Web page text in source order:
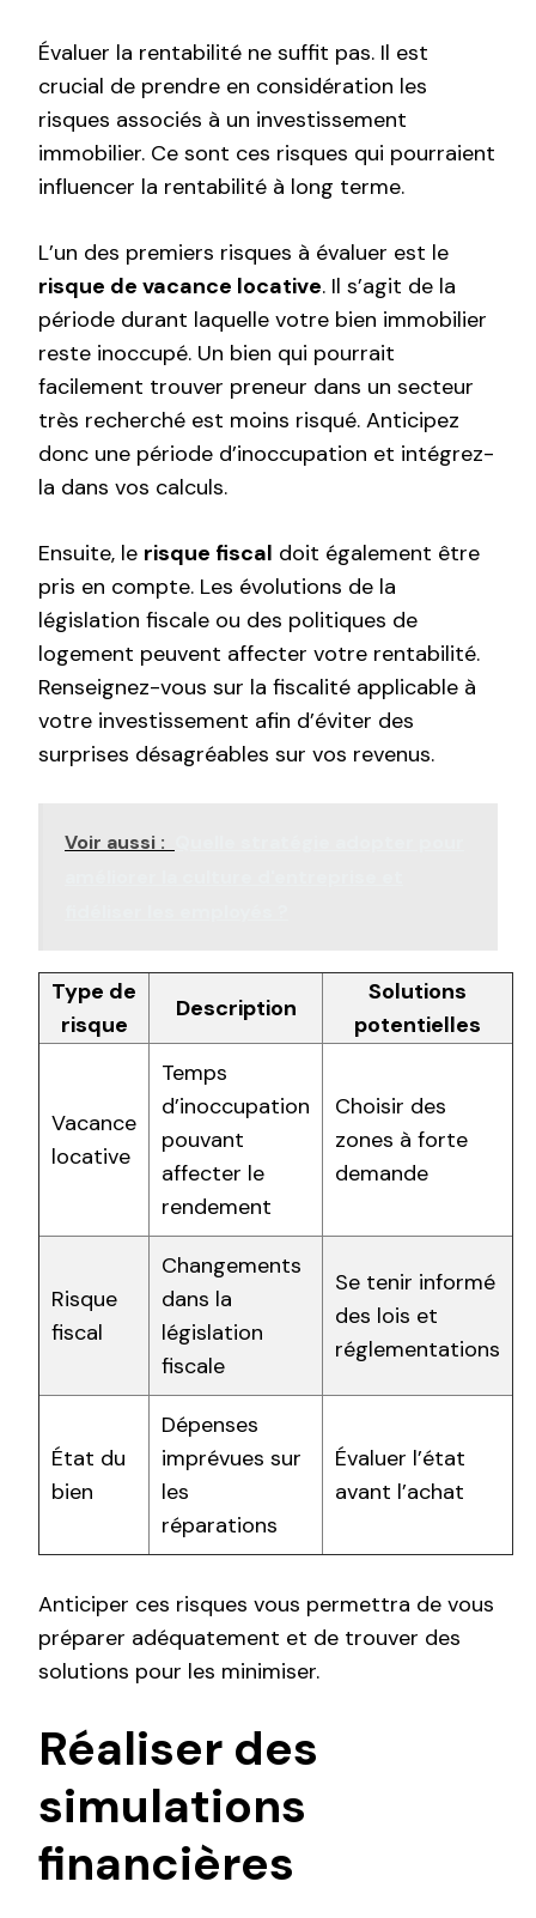
Évaluer la rentabilité ne suffit pas. Il est
crucial de prendre en considération les
risques associés à un investissement
immobilier. Ce sont ces risques qui pourraient
influencer la rentabilité à long terme.
L’un des premiers risques à évaluer est le
risque de vacance locative. Il s’agit de la
période durant laquelle votre bien immobilier
reste inoccupé. Un bien qui pourrait
facilement trouver preneur dans un secteur
très recherché est moins risqué. Anticipez
donc une période d’inoccupation et intégrez-
la dans vos calculs.
Ensuite, le risque fiscal doit également être
pris en compte. Les évolutions de la
législation fiscale ou des politiques de
logement peuvent affecter votre rentabilité.
Renseignez-vous sur la fiscalité applicable à
votre investissement afin d’éviter des
surprises désagréables sur vos revenus.
Voir aussi :
Type de
risque
Description
Solutions
potentielles
Vacance
locative
Temps
d’inoccupation
pouvant
affecter le
rendement
Choisir des
zones à forte
demande
Risque
fiscal
Changements
dans la
législation
fiscale
Se tenir informé
des lois et
réglementations
État du
bien
Dépenses
imprévues sur
les
réparations
Évaluer l’état
avant l’achat
Anticiper ces risques vous permettra de vous
préparer adéquatement et de trouver des
solutions pour les minimiser.
Réaliser des
simulations
financières